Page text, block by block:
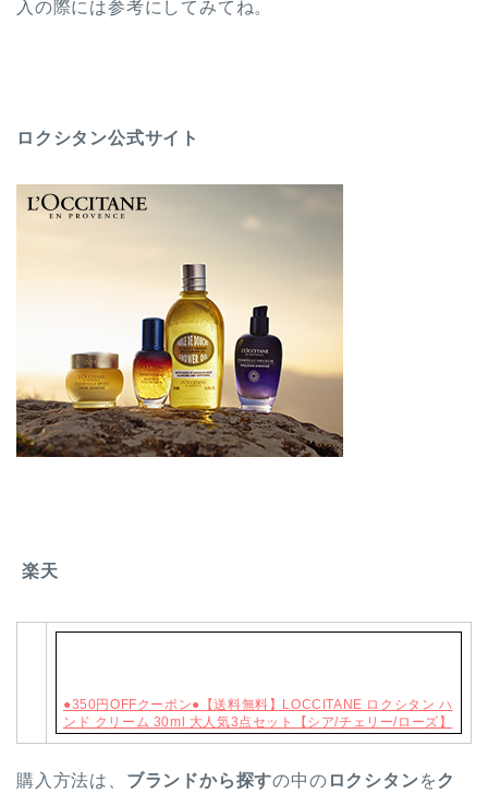
入の際には参考にしてみてね。
ロクシタン公式サイト
楽天
●350円OFFクーポン●【送料無料】LOCCITANE ロクシタン ハ
ンド クリーム 30ml 大人気3点セット【シア/チェリー/ローズ】
購入方法は、 ブランドから探すの中の ロクシタンをク